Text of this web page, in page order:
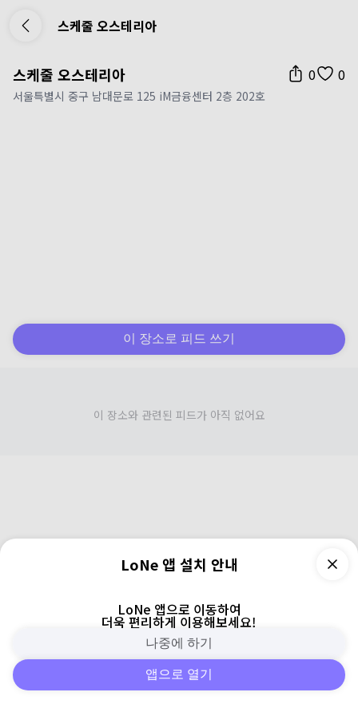
스케줄 오스테리아
스케줄 오스테리아 0 0
서울특별시 중구 남대문로 125 iM금융센터 2층 202호
이 장소로 피드 쓰기
이 장소와 관련된 피드가 아직 없어요
피드 주변 검색 로그인
LoNe 앱 설치 안내
LoNe 앱으로 이동하여
더욱 편리하게 이용해보세요!
나중에 하기
앱으로 열기